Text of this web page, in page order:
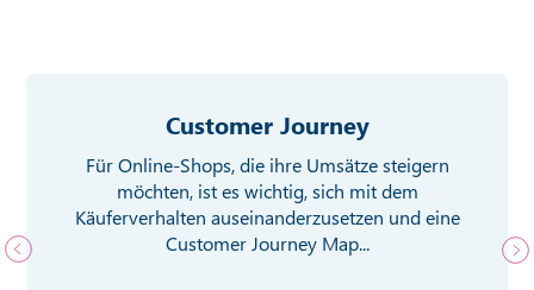
Customer Journey
Für Online-Shops, die ihre Umsätze steigern
möchten, ist es wichtig, sich mit dem
Käuferverhalten auseinanderzusetzen und eine
Customer Journey Map...